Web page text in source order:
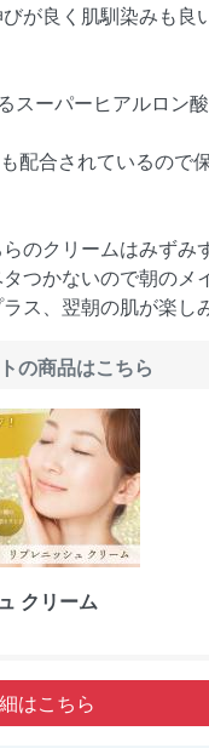
が良く肌馴染みも良
ーパーヒアルロン酸
配合されているので
のクリームはみずみ
つかないので朝のメ
ス、翌朝の肌が楽し
の商品はこちら
クリーム
はこちら